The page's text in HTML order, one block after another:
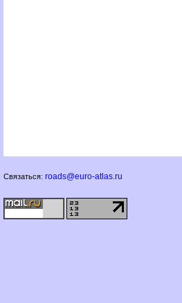
Связаться: roads@euro-atlas.ru